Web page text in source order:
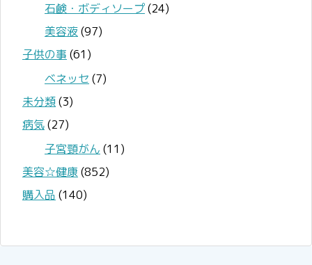
石鹸・ボディソープ(24)
美容液(97)
子供の事 (61)
ベネッセ (7)
未分類(3)
病気(27)
子宮頸がん (11)
美容☆健康(852)
購入品 (140)